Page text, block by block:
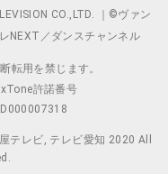
CO.,LTD. ｜©ヴァン
NEXT／ダンスチャンネル
転用を禁じます。
許諾番号
ID000007318
テレビ, テレビ愛知 2020 All